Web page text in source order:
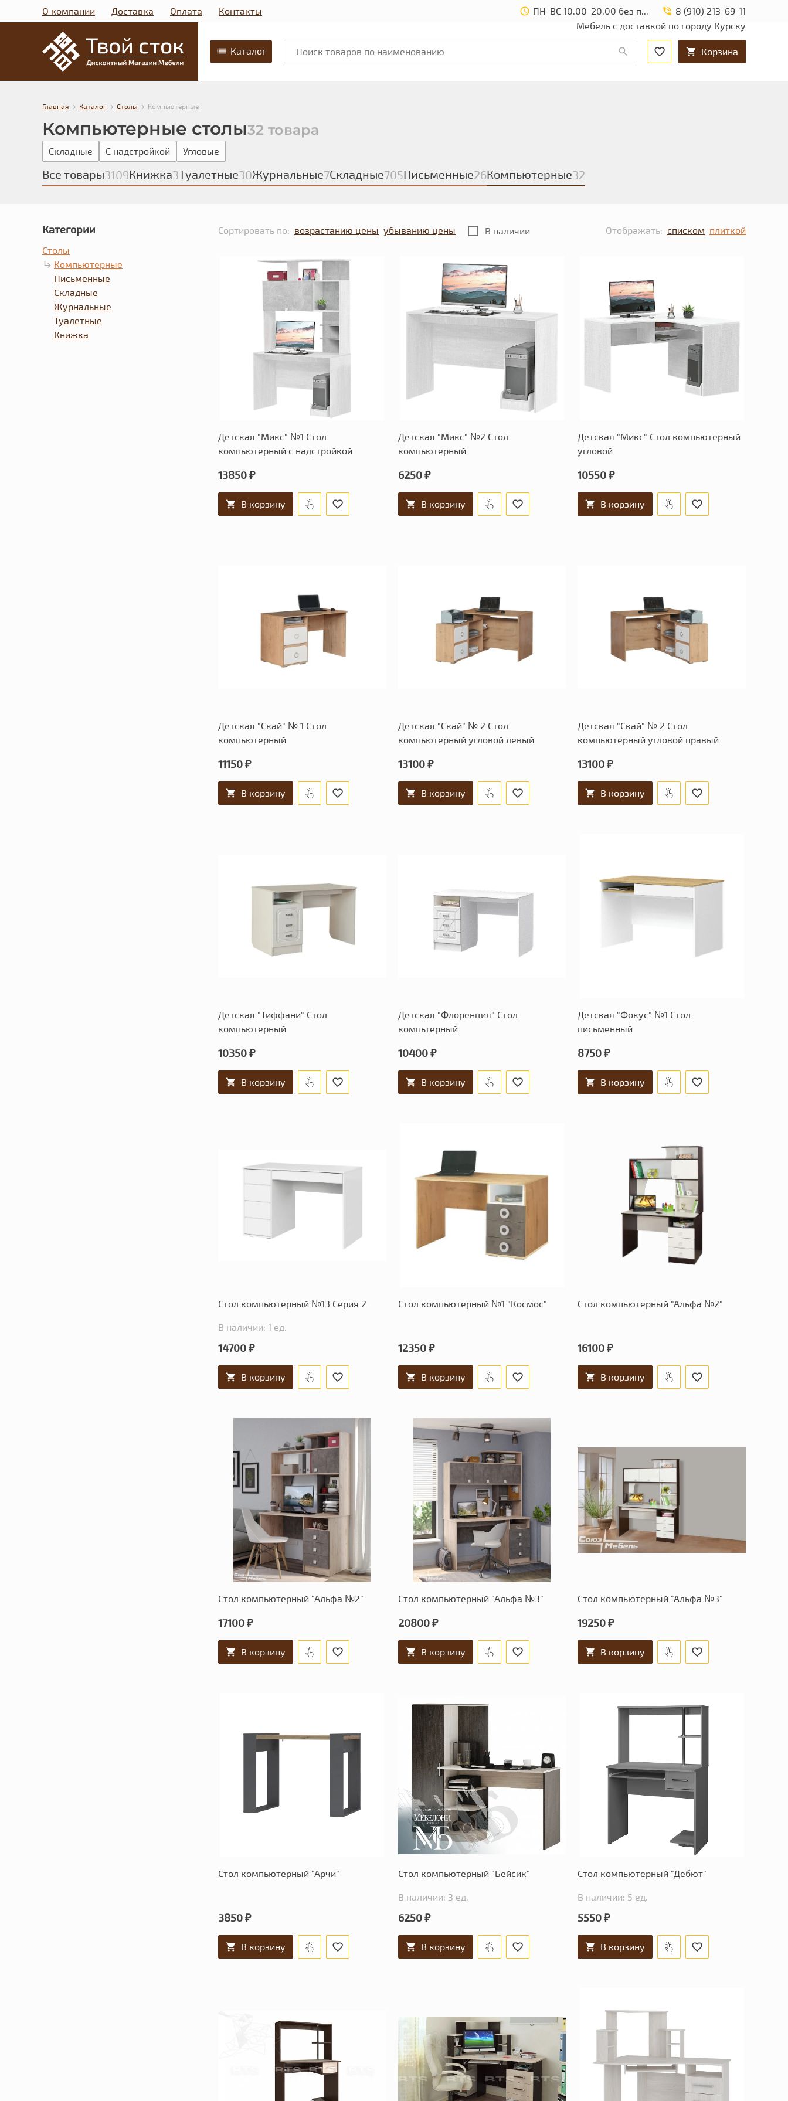
О компании Доставка Оплата Контакты ПН-ВС 10.00-20.00 без перерыва и выходных.
8 (910) 213-69-11
Мебель с доставкой по городу Курску
Каталог Корзина
Главная › Каталог › Столы › Компьютерные
Компьютерные столы32 товара
Складные С надстройкой Угловые
Все товары3109Книжка3Туалетные30Журнальные7Складные705Письменные26Компьютерные32
Категории
Столы
Компьютерные
Письменные
Складные
Журнальные
Туалетные
Книжка
Сортировать по: возрастанию цены убыванию цены В наличии Отображать: списком плиткой
Детская "Микс" №1 Стол
компьютерный с надстройкой
13850 ₽
В корзину
Детская "Микс" №2 Стол
компьютерный
6250 ₽
В корзину
Детская "Микс" Стол компьютерный
угловой
10550 ₽
В корзину
Детская "Скай" № 1 Стол
компьютерный
11150 ₽
В корзину
Детская "Скай" № 2 Стол
компьютерный угловой левый
13100 ₽
В корзину
Детская "Скай" № 2 Стол
компьютерный угловой правый
13100 ₽
В корзину
Детская "Тиффани" Стол
компьютерный
10350 ₽
В корзину
Детская "Флоренция" Стол
компьтерный
10400 ₽
В корзину
Детская "Фокус" №1 Стол
письменный
8750 ₽
В корзину
Стол компьютерный №13 Серия 2
В наличии: 1 ед.
14700 ₽
В корзину
Стол компьютерный №1 "Космос"
12350 ₽
В корзину
Стол компьютерный "Альфа №2"
16100 ₽
В корзину
Стол компьютерный "Альфа №2"
17100 ₽
В корзину
Стол компьютерный "Альфа №3"
20800 ₽
В корзину
Стол компьютерный "Альфа №3"
19250 ₽
В корзину
Стол компьютерный "Арчи"
3850 ₽
В корзину
Стол компьютерный "Бейсик"
В наличии: 3 ед.
6250 ₽
В корзину
Стол компьютерный "Дебют"
В наличии: 5 ед.
5550 ₽
В корзину